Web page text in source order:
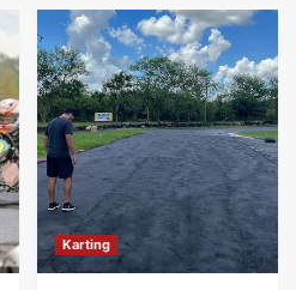
Karting